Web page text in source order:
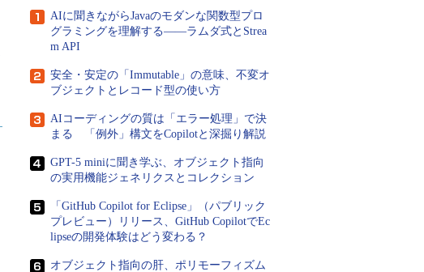
AIに聞きながらJavaのモダンな関数型プロ
グラミングを理解する――ラムダ式とStrea
m API
安全・安定の「Immutable」の意味、不変オ
ブジェクトとレコード型の使い方
AIコーディングの質は「エラー処理」で決
まる 「例外」構文をCopilotと深掘り解説
GPT-5 miniに聞き学ぶ、オブジェクト指向
の実用機能ジェネリクスとコレクション
「GitHub Copilot for Eclipse」（パブリック
プレビュー）リリース、GitHub CopilotでEc
lipseの開発体験はどう変わる？
オブジェクト指向の肝、ポリモーフィズム